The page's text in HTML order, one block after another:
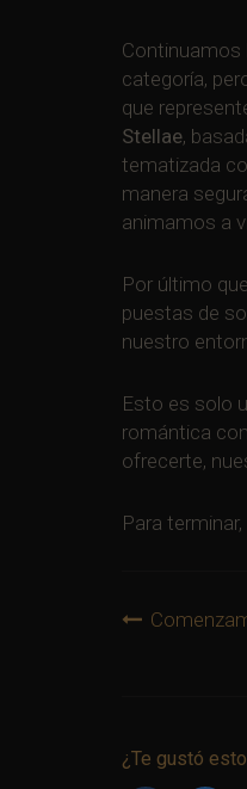
Continuamos
categoría,
que
Stellae,
tematizada
manera
animamos a
Por último
puestas de
nuestro
Esto es solo
romántica
ofrecerte,
Para
de
¿Te gustó